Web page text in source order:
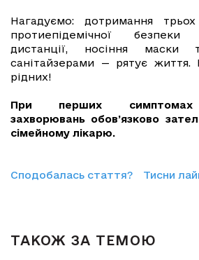
Нагадуємо: дотримання
протиепідемічної
дистанції, носіння маски
санітайзерами — рятує життя.
рідних!
При перших симптомах
захворювань обов’язково
сімейному лікарю.
Сподобалась стаття? Тисни
ТАКОЖ ЗА ТЕМОЮ